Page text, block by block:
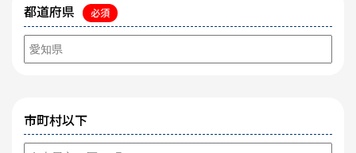
都道府県 必須
市町村以下